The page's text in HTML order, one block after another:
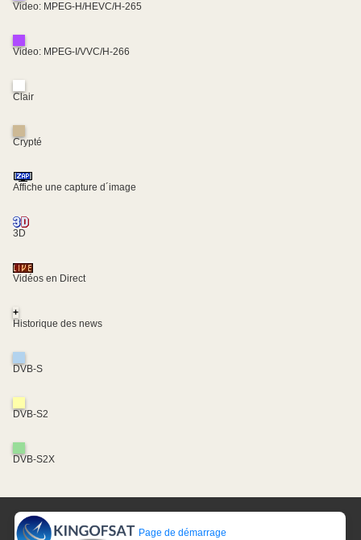
Video: MPEG-H/HEVC/H-265
Video: MPEG-I/VVC/H-266
Clair
Crypté
Affiche une capture d´image
3D
Vidéos en Direct
+
Historique des news
DVB-S
DVB-S2
DVB-S2X
Page de démarrage